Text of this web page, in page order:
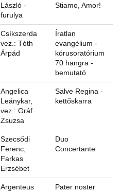
László -
furulya
Stiamo, Amor!
Csíkszerda
vez.: Tóth
Árpád
Íratlan
evangélium -
kórusoratórium
70 hangra -
bemutató
Angelica
Leánykar,
vez.: Gráf
Zsuzsa
Salve Regina -
kettőskarra
Szecsődi
Ferenc,
Farkas
Erzsébet
Duo
Concertante
Argenteus
Pater noster